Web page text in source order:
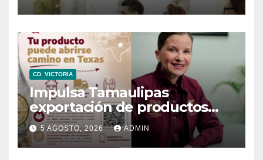
CD. VICTORIA
Impulsa Tamaulipas
exportación de productos
locales con programa “De
Tamaulipas para Texas,
exportar también es para ti”
5 AGOSTO, 2026 ADMIN